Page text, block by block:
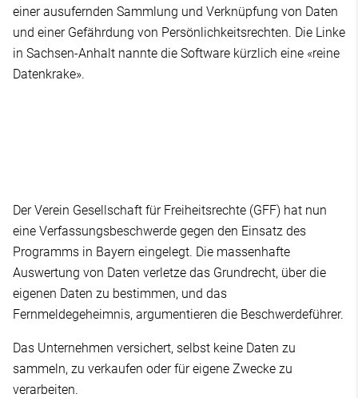
einer ausufernden Sammlung und Verknüpfung von Daten
und einer Gefährdung von Persönlichkeitsrechten. Die Linke
in Sachsen-Anhalt nannte die Software kürzlich eine «reine
Datenkrake».
Der Verein Gesellschaft für Freiheitsrechte (GFF) hat nun
eine Verfassungsbeschwerde gegen den Einsatz des
Programms in Bayern eingelegt. Die massenhafte
Auswertung von Daten verletze das Grundrecht, über die
eigenen Daten zu bestimmen, und das
Fernmeldegeheimnis, argumentieren die Beschwerdeführer.
Das Unternehmen versichert, selbst keine Daten zu
sammeln, zu verkaufen oder für eigene Zwecke zu
verarbeiten.